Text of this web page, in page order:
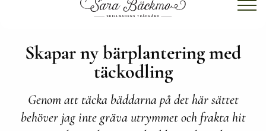
Skapar ny bärplantering med
täckodling
Genom att täcka bäddarna på det här sättet
behöver jag inte gräva utrymmet och frakta hit